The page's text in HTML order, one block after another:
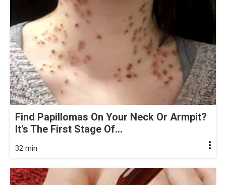
Find Papillomas On Your Neck Or Armpit?
It's The First Stage Of...
32 min